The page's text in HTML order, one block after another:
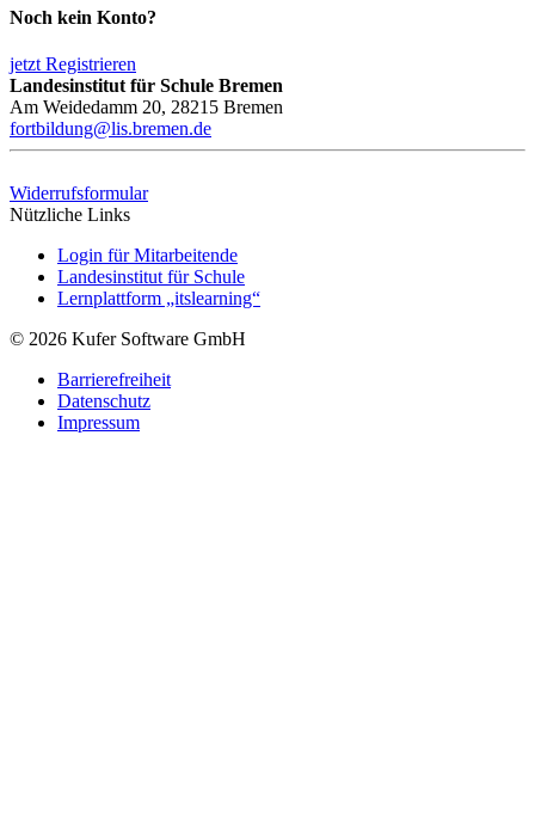
Noch kein Konto?
jetzt Registrieren
Landesinstitut für Schule Bremen
Am Weidedamm 20, 28215 Bremen
fortbildung@lis.bremen.de
Widerrufsformular
Nützliche Links
Login für Mitarbeitende
Landesinstitut für Schule
Lernplattform „itslearning“
© 2026 Kufer Software GmbH
Barrierefreiheit
Datenschutz
Impressum